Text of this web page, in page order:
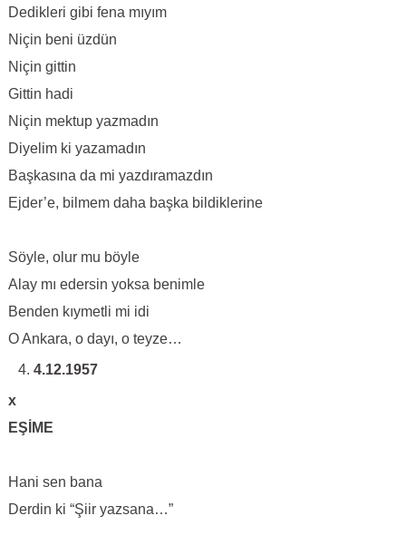
Dedikleri gibi fena mıyım
Niçin beni üzdün
Niçin gittin
Gittin hadi
Niçin mektup yazmadın
Diyelim ki yazamadın
Başkasına da mi yazdıramazdın
Ejder’e, bilmem daha başka bildiklerine
Söyle, olur mu böyle
Alay mı edersin yoksa benimle
Benden kıymetli mi idi
O Ankara, o dayı, o teyze…
4.12.1957
x
EŞİME
Hani sen bana
Derdin ki “Şiir yazsana…”